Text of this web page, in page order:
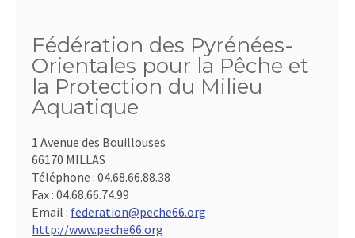
Fédération des Pyrénées-
Orientales pour la Pêche et
la Protection du Milieu
Aquatique
1 Avenue des Bouillouses
66170 MILLAS
Téléphone : 04.68.66.88.38
Fax : 04.68.66.74.99
Email : federation@peche66.org
http://www.peche66.org